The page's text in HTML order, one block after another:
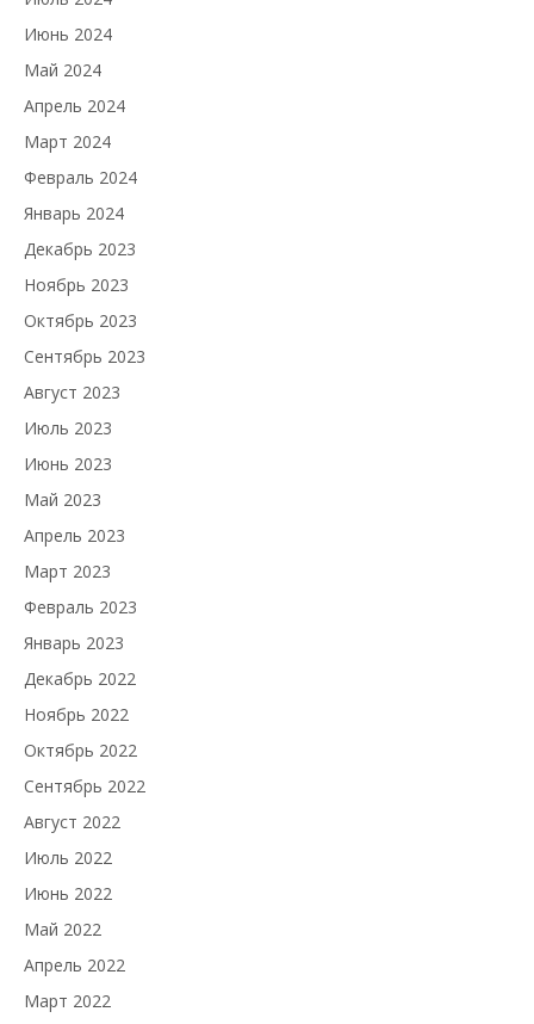
Июнь 2024
Май 2024
Апрель 2024
Март 2024
Февраль 2024
Январь 2024
Декабрь 2023
Ноябрь 2023
Октябрь 2023
Сентябрь 2023
Август 2023
Июль 2023
Июнь 2023
Май 2023
Апрель 2023
Март 2023
Февраль 2023
Январь 2023
Декабрь 2022
Ноябрь 2022
Октябрь 2022
Сентябрь 2022
Август 2022
Июль 2022
Июнь 2022
Май 2022
Апрель 2022
Март 2022